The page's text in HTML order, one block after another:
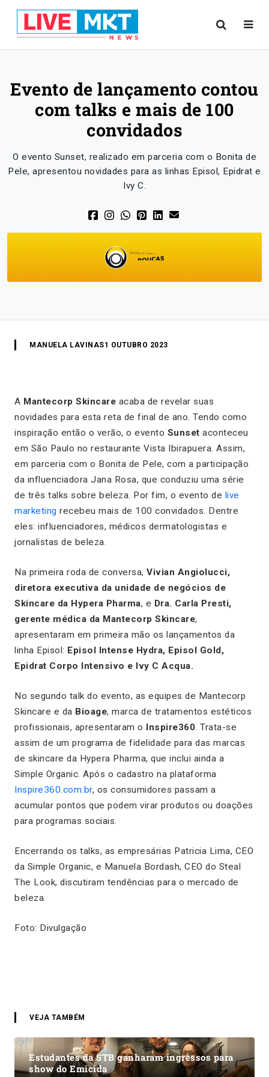
Evento de lançamento contou
com talks e mais de 100
convidados
O evento Sunset, realizado em parceria com o Bonita de
Pele, apresentou novidades para as linhas Episol, Epidrat e
Ivy C.
MANUELA LAVINAS1 OUTUBRO 2023
A Mantecorp Skincare acaba de revelar suas
novidades para esta reta de final de ano. Tendo como
inspiração então o verão, o evento Sunset aconteceu
em São Paulo no restaurante Vista Ibirapuera. Assim,
em parceria com o Bonita de Pele, com a participação
da influenciadora Jana Rosa, que conduziu uma série
de três talks sobre beleza. Por fim, o evento de live
marketing recebeu mais de 100 convidados. Dentre
eles: influenciadores, médicos dermatologistas e
jornalistas de beleza.
Na primeira roda de conversa, Vivian Angiolucci,
diretora executiva da unidade de negócios de
Skincare da Hypera Pharma, e Dra. Carla Presti,
gerente médica da Mantecorp Skincare,
apresentaram em primeira mão os lançamentos da
linha Episol: Episol Intense Hydra, Episol Gold,
Epidrat Corpo Intensivo e Ivy C Acqua.
No segundo talk do evento, as equipes de Mantecorp
Skincare e da Bioage, marca de tratamentos estéticos
profissionais, apresentaram o Inspire360. Trata-se
assim de um programa de fidelidade para das marcas
de skincare da Hypera Pharma, que inclui ainda a
Simple Organic. Após o cadastro na plataforma
Inspire360.com.br, os consumidores passam a
acumular pontos que podem virar produtos ou doações
para programas sociais.
Encerrando os talks, as empresárias Patricia Lima, CEO
da Simple Organic, e Manuela Bordash, CEO do Steal
The Look, discutiram tendências para o mercado de
beleza.
Foto: Divulgação
VEJA TAMBÉM
Estudantes da STB ganharam ingressos para
show do Emicida